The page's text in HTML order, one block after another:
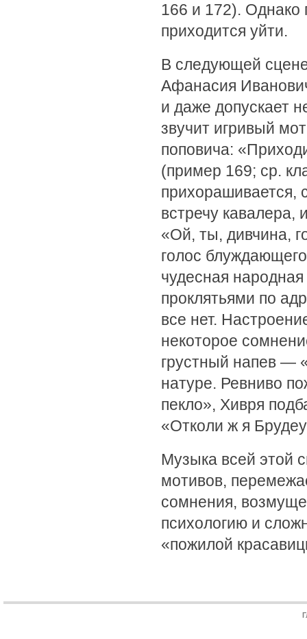
166 и 172). Однако
приходится уйти.
В следующей
Афанасия
и даже допускает
звучит игривый
поповича:
(пример 169; ср.
прихорашивается,
встречу
«Ой, ты, дивчина,
голос
чудесная
проклятьями по
все нет.
некоторое
грустный напев —
натуре. Ревниво
пекло», Хивря
«Отколи ж я
Музыка всей этой
мотивов,
сомнения,
психологию и
«пожилой